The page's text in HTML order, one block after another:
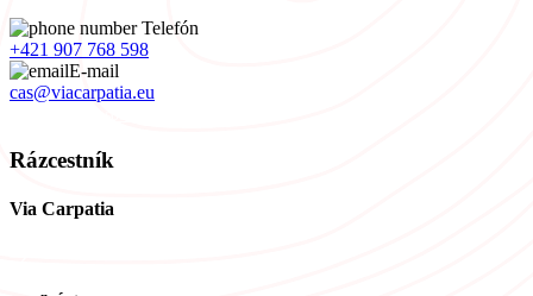
Telefón
+421 907 768 598
E-mail
cas@viacarpatia.eu
Rázcestník
Via Carpatia